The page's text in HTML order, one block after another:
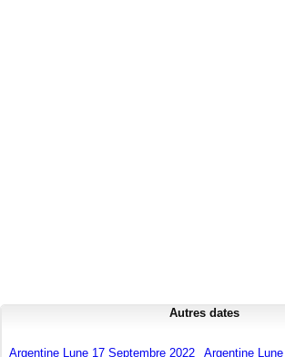
Autres dates
Argentine Lune 17 Septembre 2022
Argentine